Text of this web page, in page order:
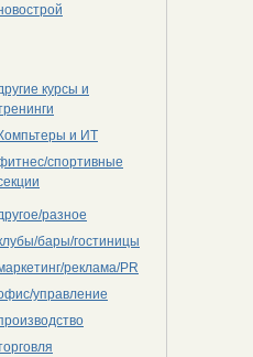
курсы и
Компьтеры и ИТ
спортивные
разное
бары/гостиницы
реклама/PR
управление